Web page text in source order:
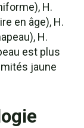
H.
en âge), H.
H.
est plus
jaune